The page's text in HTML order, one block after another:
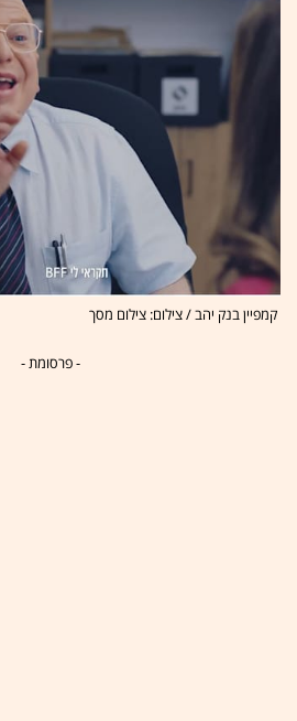
קמפיין בנק יהב / צילום: צילום מסך
- פרסומת -